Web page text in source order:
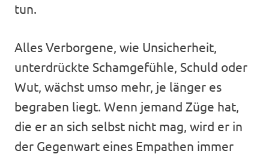
tun.
Alles Verborgene, wie Unsicherheit,
unterdrückte Schamgefühle, Schuld oder
Wut, wächst umso mehr, je länger es
begraben liegt. Wenn jemand Züge hat,
die er an sich selbst nicht mag, wird er in
der Gegenwart eines Empathen immer